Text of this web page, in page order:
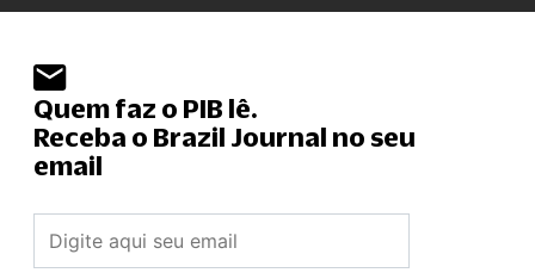
Quem faz o PIB lê.
Receba o Brazil Journal no seu
email